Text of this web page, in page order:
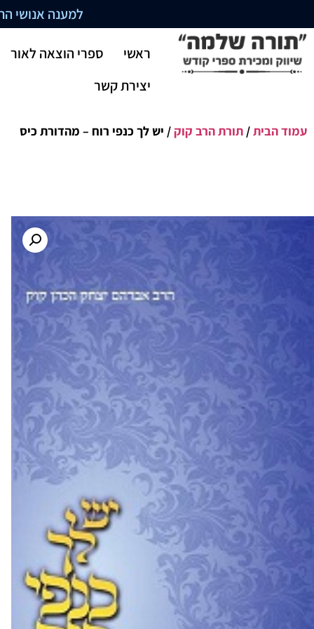
למענה אנושי התקשרו
ראשי
ספרי הוצאה לאור
יצירת קשר
עמוד הבית/ תורת הרב קוק/ יש לך כנפי רוח – מהדורת כיס